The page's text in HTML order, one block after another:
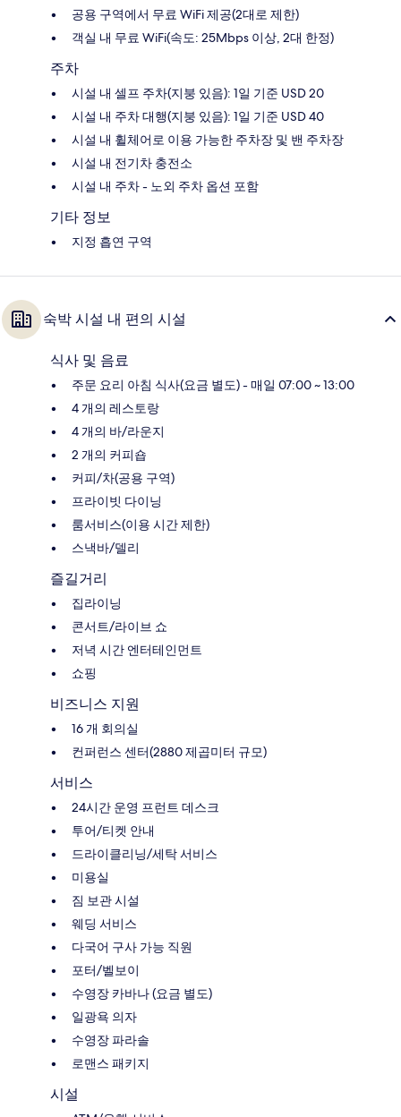
공용 구역에서 무료 WiFi 제공(2대로 제한)
객실 내 무료 WiFi(속도: 25Mbps 이상, 2대 한정)
주차
시설 내 셀프 주차(지붕 있음): 1일 기준 USD 20
시설 내 주차 대행(지붕 있음): 1일 기준 USD 40
시설 내 휠체어로 이용 가능한 주차장 및 밴 주차장
시설 내 전기차 충전소
시설 내 주차 - 노외 주차 옵션 포함
기타 정보
지정 흡연 구역
숙박 시설 내 편의 시설
식사 및 음료
주문 요리 아침 식사(요금 별도) - 매일 07:00 ~ 13:00
4 개의 레스토랑
4 개의 바/라운지
2 개의 커피숍
커피/차(공용 구역)
프라이빗 다이닝
룸서비스(이용 시간 제한)
스낵바/델리
즐길거리
집라이닝
콘서트/라이브 쇼
저녁 시간 엔터테인먼트
쇼핑
비즈니스 지원
16 개 회의실
컨퍼런스 센터(2880 제곱미터 규모)
서비스
24시간 운영 프런트 데스크
투어/티켓 안내
드라이클리닝/세탁 서비스
미용실
짐 보관 시설
웨딩 서비스
다국어 구사 가능 직원
포터/벨보이
수영장 카바나 (요금 별도)
일광욕 의자
수영장 파라솔
로맨스 패키지
시설